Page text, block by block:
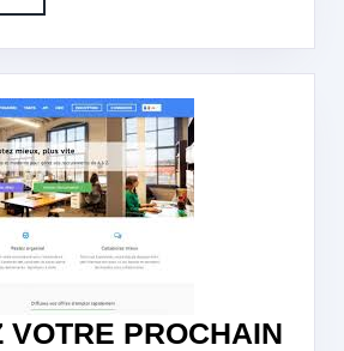
More
VOTRE PROCHAIN